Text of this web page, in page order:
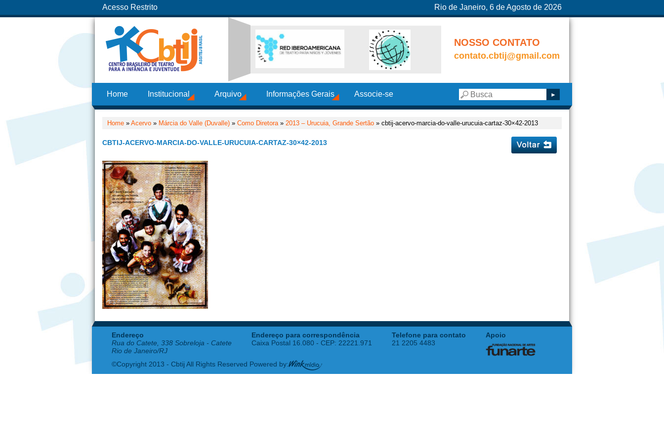
Acesso Restrito Rio de Janeiro, 6 de Agosto de 2026
NOSSO CONTATO
contato.cbtij@gmail.com
Home Institucional Arquivo Informações Gerais Associe-se
Home » Acervo » Márcia do Valle (Duvalle) » Como Diretora» 2013 – Urucuia, Grande Sertão » cbtij-acervo-marcia-do-valle-urucuia-cartaz-30×42-2013
CBTIJ-ACERVO-MARCIA-DO-VALLE-URUCUIA-CARTAZ-30×42-2013
Endereço
Rua do Catete, 338 Sobreloja - Catete
Rio de Janeiro/RJ
Endereço para correspondência
Caixa Postal 16.080 - CEP: 22221.971
Telefone para contato
21 2205 4483
Apoio
©Copyright 2013 - Cbtij All Rights Reserved Powered by: